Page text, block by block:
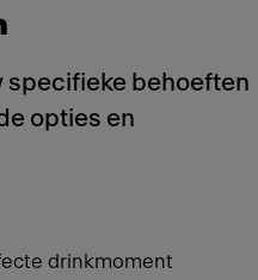
specifieke behoeften
opties en
drinkmoment